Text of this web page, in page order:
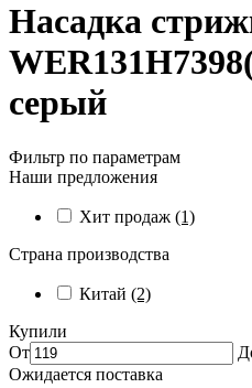
Насадка
серый
Фильтр по параметрам
Наши предложения
Хит продаж (1)
Страна производства
Китай (2)
Купили
От
Ожидается поставка